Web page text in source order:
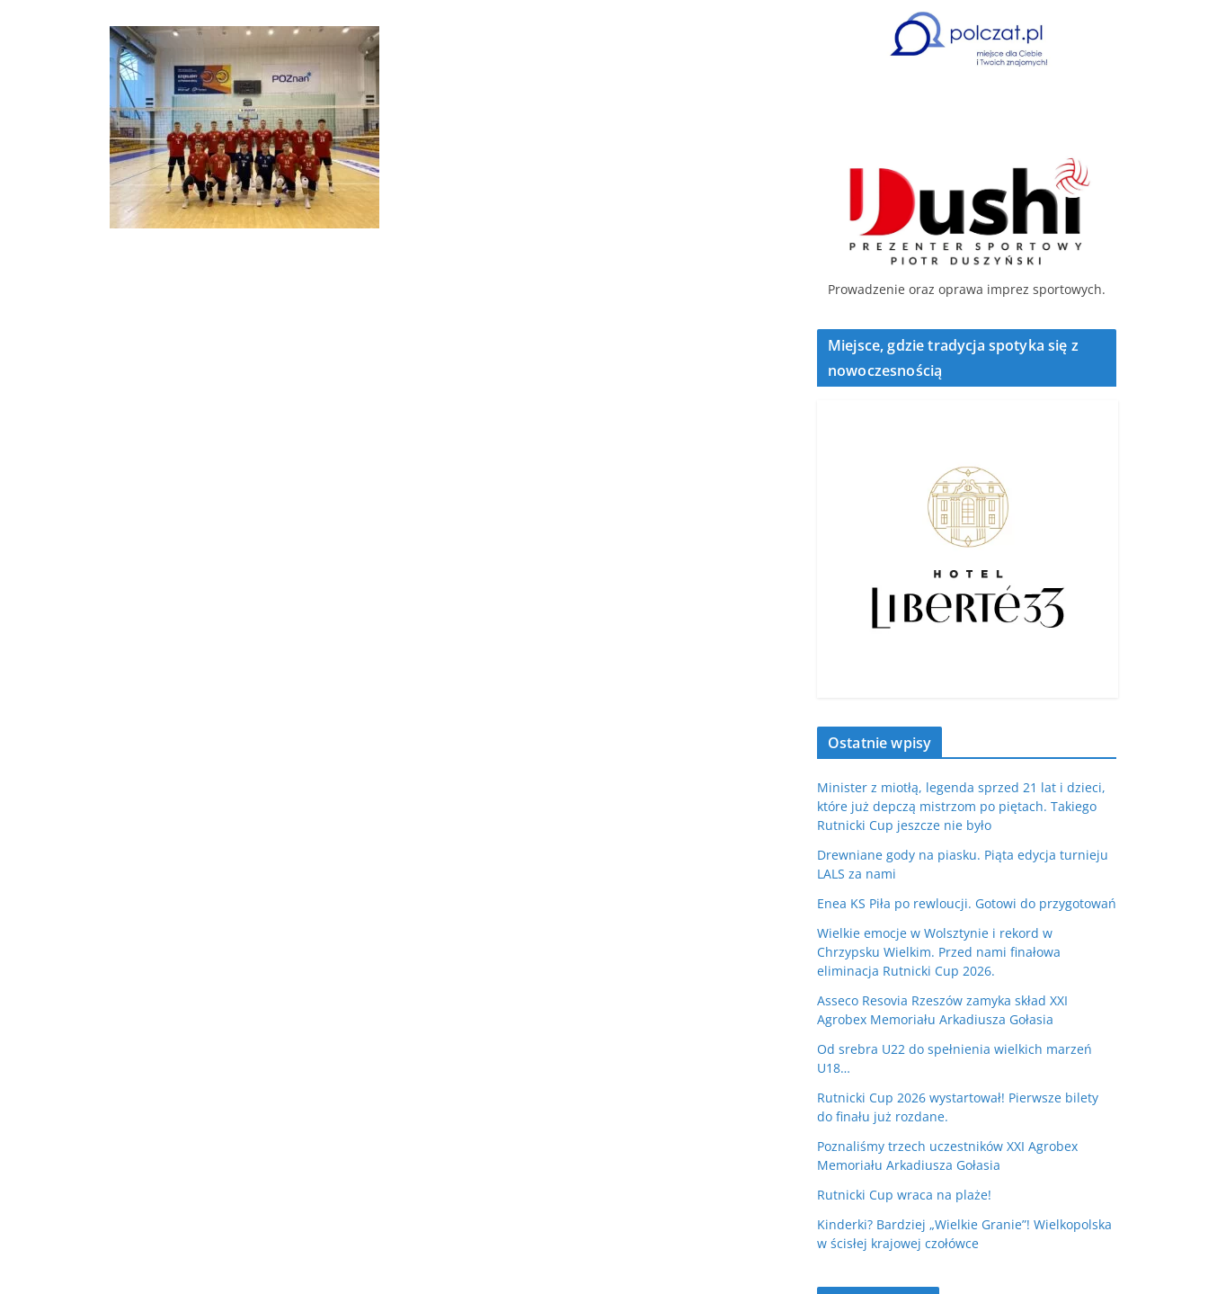
Prowadzenie oraz oprawa imprez sportowych.
Miejsce, gdzie tradycja spotyka się z
nowoczesnością
Ostatnie wpisy
Minister z miotłą, legenda sprzed 21 lat i dzieci,
które już depczą mistrzom po piętach. Takiego
Rutnicki Cup jeszcze nie było
Drewniane gody na piasku. Piąta edycja turnieju
LALS za nami
Enea KS Piła po rewloucji. Gotowi do przygotowań
Wielkie emocje w Wolsztynie i rekord w
Chrzypsku Wielkim. Przed nami finałowa
eliminacja Rutnicki Cup 2026.
Asseco Resovia Rzeszów zamyka skład XXI
Agrobex Memoriału Arkadiusza Gołasia
Od srebra U22 do spełnienia wielkich marzeń
U18…
Rutnicki Cup 2026 wystartował! Pierwsze bilety
do finału już rozdane.
Poznaliśmy trzech uczestników XXI Agrobex
Memoriału Arkadiusza Gołasia
Rutnicki Cup wraca na plaże!
Kinderki? Bardziej „Wielkie Granie”! Wielkopolska
w ścisłej krajowej czołówce